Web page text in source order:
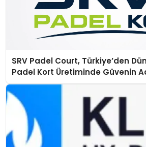
SRV Padel Court, Türkiye’den
Padel Kort Üretiminde Güvenin